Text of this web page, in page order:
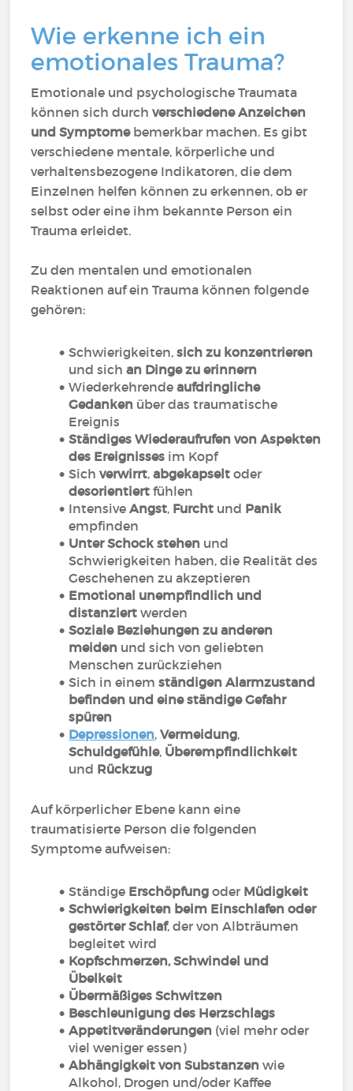
Wie erkenne ich ein
emotionales Trauma?
Emotionale und psychologische Traumata
können sich durchverschiedene Anzeichen
und Symptome bemerkbar machen. Es gibt
verschiedene mentale, körperliche und
verhaltensbezogene Indikatoren, die dem
Einzelnen helfen können zu erkennen, ob er
selbst oder eine ihm bekannte Person ein
Trauma erleidet.
Zu den mentalen und emotionalen
Reaktionen auf ein Trauma können folgende
gehören:
Schwierigkeiten,sich zu konzentrieren
und sichan Dinge zu erinnern
Wiederkehrendeaufdringliche
Gedanken über das traumatische
Ereignis
Ständiges Wiederaufrufen von Aspekten
des Ereignisses im Kopf
Sich verwirrt,abgekapselt oder
desorientiert fühlen
IntensiveAngst, Furcht und Panik
empfinden
Unter Schock stehen und
Schwierigkeiten haben, die Realität des
Geschehenen zu akzeptieren
Emotional unempfindlich und
distanziert werden
Soziale Beziehungen zu anderen
meiden und sich von geliebten
Menschen zurückziehen
Sich in einemständigen Alarmzustand
befinden und eine ständige Gefahr
spüren
Depressionen,Vermeidung,
Schuldgefühle, Überempfindlichkeit
und Rückzug
Auf körperlicher Ebene kann eine
traumatisierte Person die folgenden
Symptome aufweisen:
Ständige Erschöpfung oder Müdigkeit
Schwierigkeiten beim Einschlafen oder
gestörter Schlaf, der von Albträumen
begleitet wird
Kopfschmerzen, Schwindel und
Übelkeit
Übermäßiges Schwitzen
Beschleunigung des Herzschlags
Appetitveränderungen (viel mehr oder
viel weniger essen)
Abhängigkeit von Substanzen wie
Alkohol, Drogen und/oder Kaffee